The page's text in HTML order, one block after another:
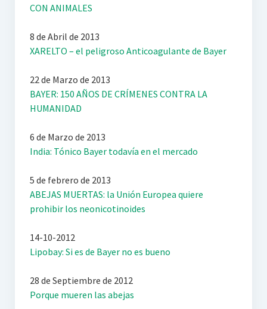
CON ANIMALES
8 de Abril de 2013
XARELTO – el peligroso Anticoagulante de Bayer
22 de Marzo de 2013
BAYER: 150 AÑOS DE CRÍMENES CONTRA LA
HUMANIDAD
6 de Marzo de 2013
India: Tónico Bayer todavía en el mercado
5 de febrero de 2013
ABEJAS MUERTAS: la Unión Europea quiere
prohibir los neonicotinoides
14-10-2012
Lipobay: Si es de Bayer no es bueno
28 de Septiembre de 2012
Porque mueren las abejas